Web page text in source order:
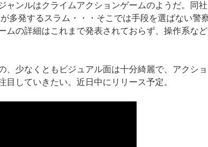
ャンルはクライムアクションゲームのようだ。同社
多発するスラム・・・そこでは手段を選ばない警
ムの詳細はこれまで発表されておらず、操作系など
少なくともビジュアル面は十分綺麗で、アクショ
していきたい。近日中にリリース予定。